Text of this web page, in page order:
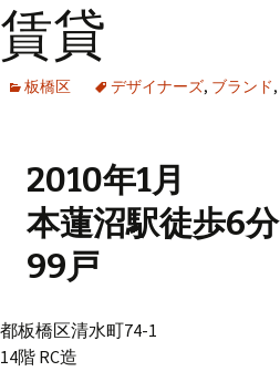
貸
板橋区 デザイナーズ, ブランド,
年1月
本蓮沼駅徒歩6分
99戸
橋区清水町74-1
RC造